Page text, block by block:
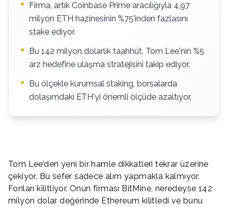
Firma, artık Coinbase Prime aracılığıyla 4,97
milyon ETH hazinesinin %75'inden fazlasını
stake ediyor.
Bu 142 milyon dolarlık taahhüt, Tom Lee'nin %5
arz hedefine ulaşma stratejisini takip ediyor.
Bu ölçekle kurumsal staking, borsalarda
dolaşımdaki ETH'yi önemli ölçüde azaltıyor.
Tom Lee’den yeni bir hamle dikkatleri tekrar üzerine
çekiyor. Bu sefer sadece alım yapmakla kalmıyor.
Fonları kilitliyor. Onun firması BitMine, neredeyse 142
milyon dolar değerinde Ethereum kilitledi ve bunu